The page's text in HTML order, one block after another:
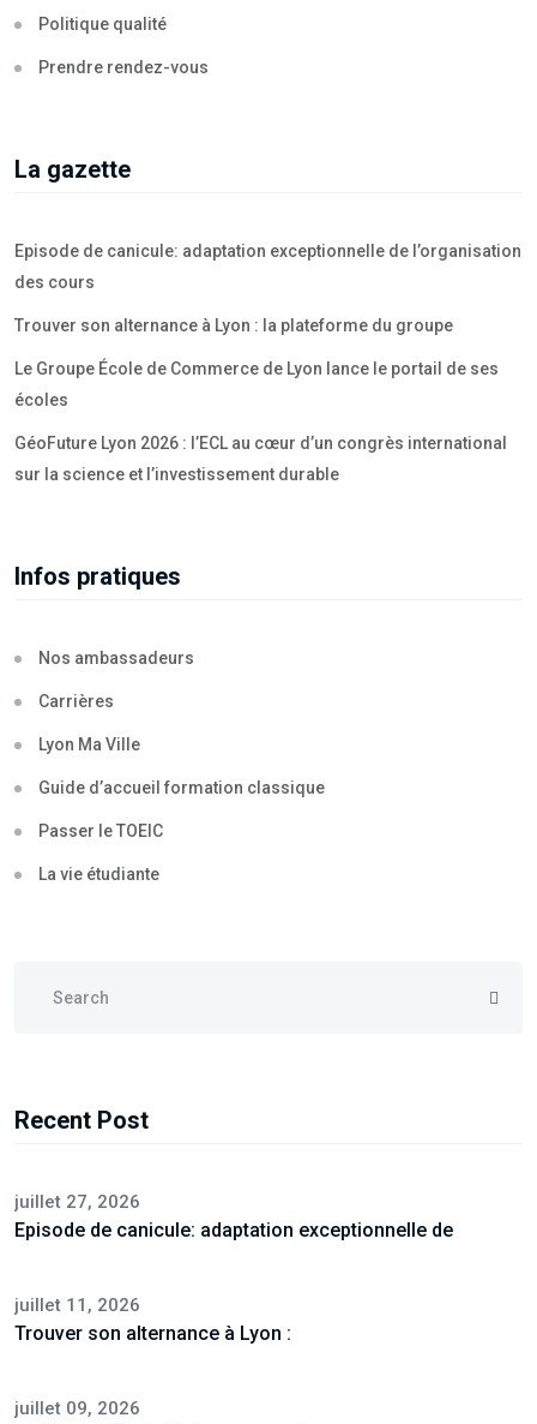
Politique qualité
Prendre rendez-vous
La gazette
Episode de canicule: adaptation exceptionnelle de l’organisation
des cours
Trouver son alternance à Lyon : la plateforme du groupe
Le Groupe École de Commerce de Lyon lance le portail de ses
écoles
GéoFuture Lyon 2026 : l’ECL au cœur d’un congrès international
sur la science et l’investissement durable
Infos pratiques
Nos ambassadeurs
Carrières
Lyon Ma Ville
Guide d’accueil formation classique
Passer le TOEIC
La vie étudiante
Recent Post
juillet 27, 2026
Episode de canicule: adaptation exceptionnelle de
juillet 11, 2026
Trouver son alternance à Lyon :
juillet 09, 2026